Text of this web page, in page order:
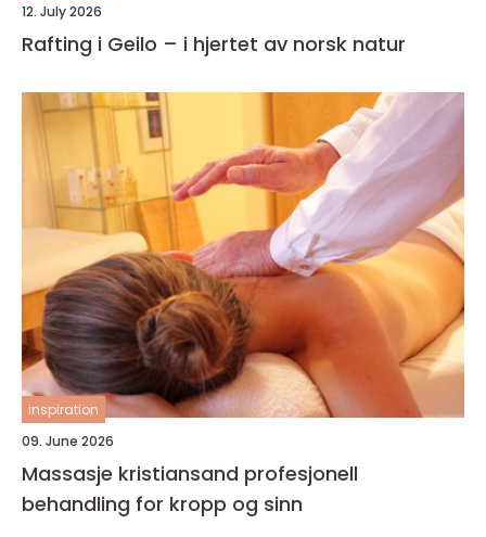
12. July 2026
Rafting i Geilo – i hjertet av norsk natur
inspiration
09. June 2026
Massasje kristiansand profesjonell
behandling for kropp og sinn